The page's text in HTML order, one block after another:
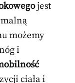
jest
możemy
i
ciała i